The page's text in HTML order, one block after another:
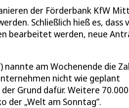
der Förderbank KfW
Schließlich hieß es, dass
bearbeitet werden, neue
am Wochenende die
nicht wie geplant
Grund dafür. Weitere 70.000
der „Welt am Sonntag”.